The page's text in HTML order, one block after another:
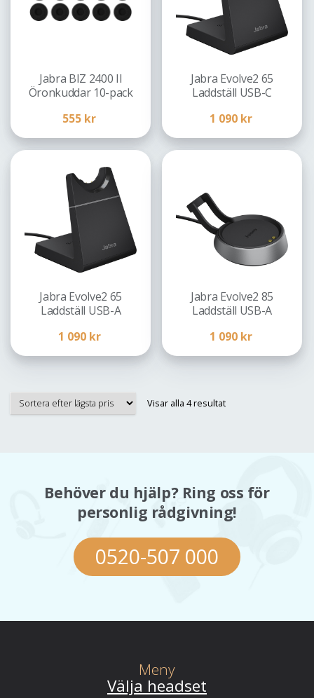
Jabra BIZ 2400 II
Öronkuddar 10-pack
555 kr
Jabra Evolve2 65
Laddställ USB-C
1 090 kr
Jabra Evolve2 65
Laddställ USB-A
1 090 kr
Jabra Evolve2 85
Laddställ USB-A
1 090 kr
Visar alla 4 resultatSorterade
Behöver du hjälp? Ring oss för
personlig rådgivning!
0520-507 000
Meny
Välja headset